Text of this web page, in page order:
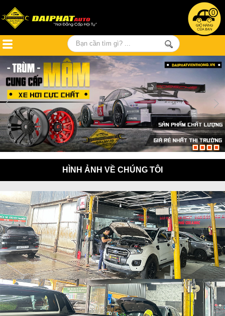
0
HÌNH ẢNH VỀ CHÚNG TÔI